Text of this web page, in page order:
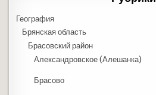
География
Брянская область
Брасовский район
Александровское (Алешанка)
Брасово